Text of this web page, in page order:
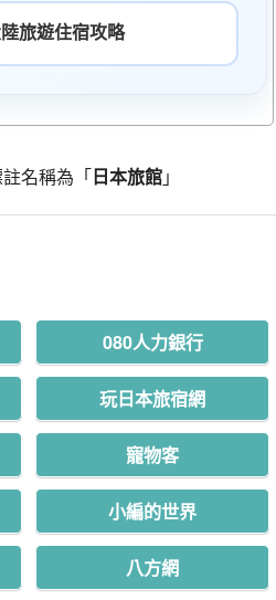
旅遊住宿攻略
名稱為「日本旅館」
080人力銀行
玩日本旅宿網
寵物客
小編的世界
八方網